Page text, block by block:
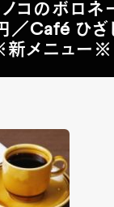
コのボロネ
Café ひざ
新メニュー※